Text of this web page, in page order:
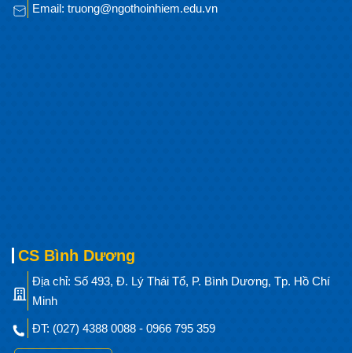
Email: truong@ngothoinhiem.edu.vn
CS Bình Dương
Địa chỉ: Số 493, Đ. Lý Thái Tổ, P. Bình Dương, Tp. Hồ Chí
Minh
ĐT: (027) 4388 0088 - 0966 795 359